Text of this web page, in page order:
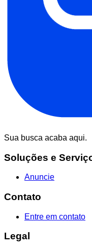
Sua busca acaba aqui.
Soluções e
Anuncie
Contato
Entre em contato
Legal